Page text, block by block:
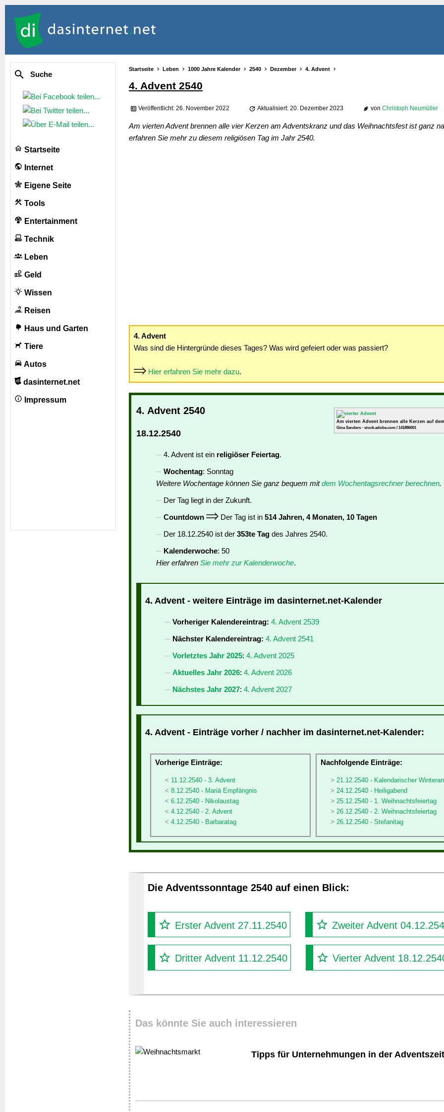
Suche
Startseite
Internet
Eigene Seite
Tools
Entertainment
Technik
Leben
Geld
Wissen
Reisen
Haus und Garten
Tiere
Autos
dasinternet.net
Impressum
Startseite Leben 1000 Jahre Kalender 2540 Dezember 4. Advent
4. Advent 2540
Veröffentlicht: 26. November 2022 Aktualisiert: 20. Dezember 2023 von Christoph Neumüller
Am vierten Advent brennen alle vier Kerzen am Adventskranz und das Weihnachtsfest ist ganz
erfahren Sie mehr zu diesem religiösen Tag im Jahr 2540.
4. Advent
Was sind die Hintergründe dieses Tages? Was wird gefeiert oder was passiert?
Hier erfahren Sie mehr dazu.
Am vierten Advent brennen alle Kerzen auf
Gina Sanders - stock.adobe.com / 141886001
4. Advent 2540
18.12.2540
4. Advent ist ein religiöser Feiertag.
Wochentag: Sonntag
Weitere Wochentage können Sie ganz bequem mitdem Wochentagsrechner berechnen.
Der Tag liegt in der Zukunft.
Countdown
Der Tag ist in 514 Jahren, 4 Monaten, 10 Tagen
Der 18.12.2540 ist der 353te Tag des Jahres 2540.
Kalenderwoche: 50
Hier erfahren Sie mehr zur Kalenderwoche.
4. Advent - weitere Einträge im dasinternet.net-Kalender
Vorheriger Kalendereintrag: 4. Advent 2539
Nächster Kalendereintrag: 4. Advent 2541
Vorletztes Jahr 2025: 4. Advent 2025
Aktuelles Jahr 2026: 4. Advent 2026
Nächstes Jahr 2027: 4. Advent 2027
4. Advent - Einträge vorher / nachher im dasinternet.net-Kalender:
Vorherige Einträge:
11.12.2540 - 3. Advent
8.12.2540 - Mariä Empfängnis
6.12.2540 - Nikolaustag
4.12.2540 - 2. Advent
4.12.2540 - Barbaratag
Nachfolgende Einträge:
21.12.2540 - Kalendarischer
24.12.2540 - Heiligabend
25.12.2540 - 1. Weihnachtsfeiertag
26.12.2540 - 2. Weihnachtsfeiertag
26.12.2540 - Stefanitag
Die Adventssonntage 2540 auf einen Blick:
Erster Advent 27.11.2540 Zweiter Advent
Dritter Advent 11.12.2540 Vierter Advent
Das könnte Sie auch interessieren
Tipps für Unternehmungen in der Adventszeit